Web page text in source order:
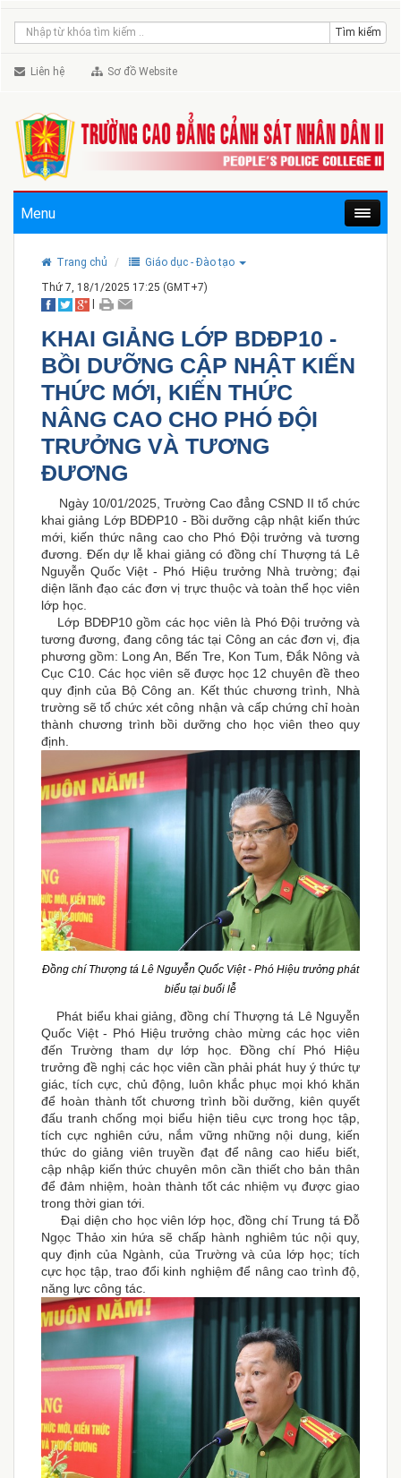
Liên hệ Sơ đồ Website
Menu
Trang chủ
Giáo dục - Đào tạo
Thứ 7, 18/1/2025 17:25 (GMT+7)
KHAI GIẢNG LỚP BDĐP10 -
BỒI DƯỠNG CẬP NHẬT KIẾN
THỨC MỚI, KIẾN THỨC
NÂNG CAO CHO PHÓ ĐỘI
TRƯỞNG VÀ TƯƠNG
ĐƯƠNG
Ngày 10/01/2025, Trường Cao đẳng CSND II tổ chức
khai giảng Lớp BDĐP10 - Bồi dưỡng cập nhật kiến thức
mới, kiến thức nâng cao cho Phó Đội trưởng và tương
đương. Đến dự lễ khai giảng có đồng chí Thượng tá Lê
Nguyễn Quốc Việt - Phó Hiệu trưởng Nhà trường; đại
diện lãnh đạo các đơn vị trực thuộc và toàn thể học viên
lớp học.
Lớp BDĐP10 gồm các học viên là Phó Đội trưởng và
tương đương, đang công tác tại Công an các đơn vị, địa
phương gồm: Long An, Bến Tre, Kon Tum, Đắk Nông và
Cục C10. Các học viên sẽ được học 12 chuyên đề theo
quy định của Bộ Công an. Kết thúc chương trình, Nhà
trường sẽ tổ chức xét công nhận và cấp chứng chỉ hoàn
thành chương trình bồi dưỡng cho học viên theo quy
định.
Đồng chí Thượng tá Lê Nguyễn Quốc Việt - Phó Hiệu trưởng phát
biểu tại buổi lễ
Phát biểu khai giảng, đồng chí Thượng tá Lê Nguyễn
Quốc Việt - Phó Hiệu trưởng chào mừng các học viên
đến Trường tham dự lớp học. Đồng chí Phó Hiệu
trưởng đề nghị các học viên cần phải phát huy ý thức tự
giác, tích cực, chủ động, luôn khắc phục mọi khó khăn
để hoàn thành tốt chương trình bồi dưỡng, kiên quyết
đấu tranh chống mọi biểu hiện tiêu cực trong học tập,
tích cực nghiên cứu, nắm vững những nội dung, kiến
thức do giảng viên truyền đạt để nâng cao hiểu biết,
cập nhập kiến thức chuyên môn cần thiết cho bản thân
để đảm nhiệm, hoàn thành tốt các nhiệm vụ được giao
trong thời gian tới.
Đại diện cho học viên lớp học, đồng chí Trung tá Đỗ
Ngọc Thảo xin hứa sẽ chấp hành nghiêm túc nội quy,
quy định của Ngành, của Trường và của lớp học; tích
cực học tập, trao đổi kinh nghiệm để nâng cao trình độ,
năng lực công tác.